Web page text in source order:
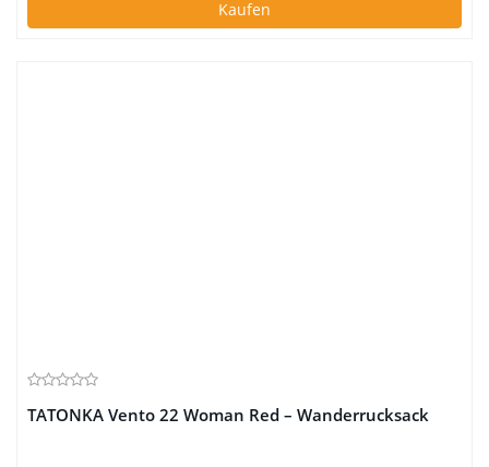
Kaufen
TATONKA Vento 22 Woman Red – Wanderrucksack